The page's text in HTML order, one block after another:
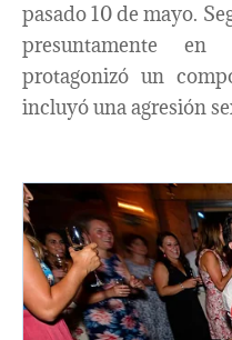
pasado 10 de mayo.
presuntamente en
protagonizó un
incluyó una agresión